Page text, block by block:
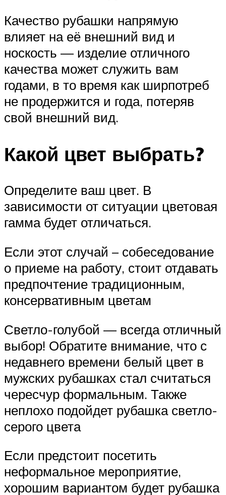
Качество рубашки напрямую
влияет на её внешний вид и
носкость — изделие отличного
качества может служить вам
годами, в то время как ширпотреб
не продержится и года, потеряв
свой внешний вид.
Какой цвет выбрать?
Определите ваш цвет. В
зависимости от ситуации цветовая
гамма будет отличаться.
Если этот случай – собеседование
о приеме на работу, стоит отдавать
предпочтение традиционным,
консервативным цветам
Светло-голубой — всегда отличный
выбор! Обратите внимание, что с
недавнего времени белый цвет в
мужских рубашках стал считаться
чересчур формальным. Также
неплохо подойдет рубашка светло-
серого цвета
Если предстоит посетить
неформальное мероприятие,
хорошим вариантом будет рубашка